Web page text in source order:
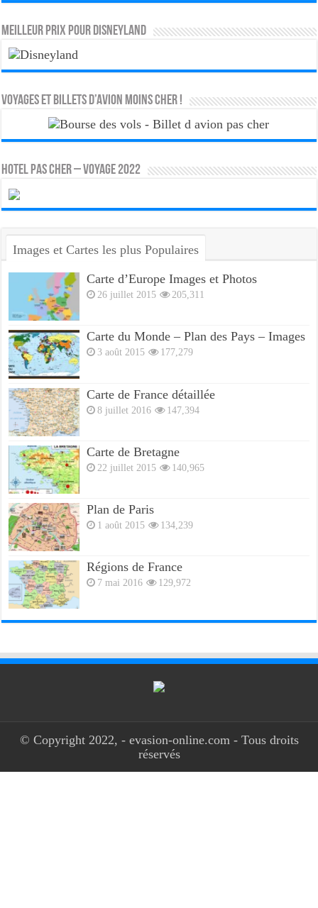
MEILLEUR PRIX POUR DISNEYLAND
Voyages et Billets d’Avion moins cher !
HOTEL PAS CHER – VOYAGE 2022
Images et Cartes les plus Populaires
Carte d’Europe Images et Photos
26 juillet 2015 205,311
Carte du Monde – Plan des Pays – Images
3 août 2015 177,279
Carte de France détaillée
8 juillet 2016 147,394
Carte de Bretagne
22 juillet 2015 140,965
Plan de Paris
1 août 2015 134,239
Régions de France
7 mai 2016 129,972
© Copyright 2022, - evasion-online.com - Tous droits
réservés